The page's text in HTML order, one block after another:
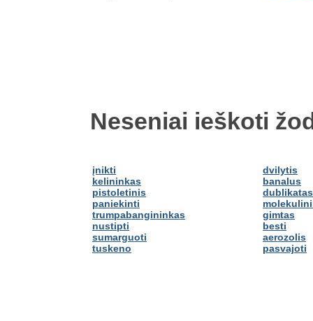
Neseniai ieškoti
įnikti
kelininkas
pistoletinis
paniekinti
trumpabangininkas
nustipti
sumarguoti
tuskeno
dvilytis
banalus
dublikatas
gimtas
besti
aerozolis
pasvajoti